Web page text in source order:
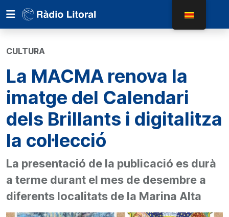
CULTURA
La MACMA renova la
imatge del Calendari
dels Brillants i digitalitza
la col·lecció
La presentació de la publicació es durà
a terme durant el mes de desembre a
diferents localitats de la Marina Alta